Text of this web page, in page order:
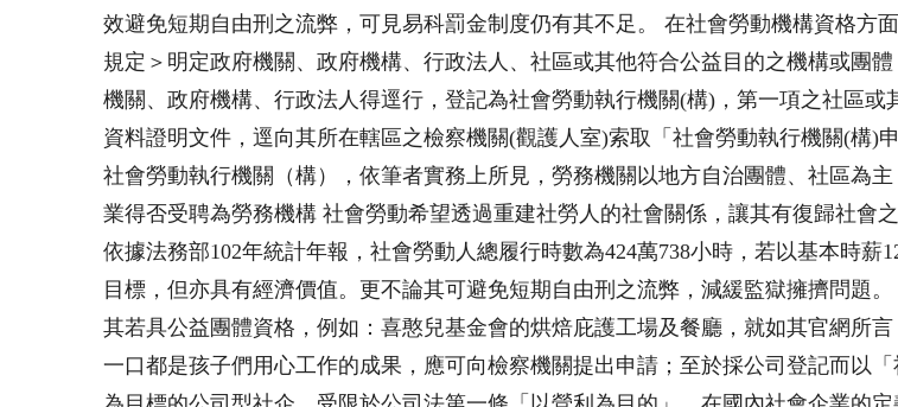
效避免短期自由刑之流弊，可見易科罰金制度仍有其不足。 在社會勞動機構資格方
規定＞明定政府機關、政府機構、行政法人、社區或其他符合公益目的之機構或團
機關、政府機構、行政法人得逕行，登記為社會勞動執行機關(構)，第一項之社區
資料證明文件，逕向其所在轄區之檢察機關(觀護人室)索取「社會勞動執行機關(構)
社會勞動執行機關（構），依筆者實務上所見，勞務機關以地方自治團體、社區為
業得否受聘為勞務機構 社會勞動希望透過重建社勞人的社會關係，讓其有復歸社會
依據法務部102年統計年報，社會勞動人總履行時數為424萬738小時，若以基本時
目標，但亦具有經濟價值。更不論其可避免短期自由刑之流弊，減緩監獄擁擠問題
其若具公益團體資格，例如：喜憨兒基金會的烘焙庇護工場及餐廳，就如其官網所
一口都是孩子們用心工作的成果，應可向檢察機關提出申請；至於採公司登記而以